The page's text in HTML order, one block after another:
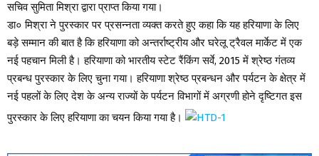
सचिव सुमिता मिश्रा द्वारा प्राप्त किया गया।
डा० मिश्रा ने पुरस्कार पर प्रसन्नता व्यक्त करते हुए कहा कि यह हरियाणा के लिए
बड़े सम्मान की बात है कि हरियाणा को अन्तर्राष्ट्रीय और घरेलू ट्रैवल मार्केट में एक
नई पहचान मिली है। हरियाणा को भारतीय स्टेट रैंकिंग सर्वे, 2015 में श्रेष्ठ गंतव्य
प्रबन्ध पुरस्कार के लिए चुना गया। हरियाणा श्रेष्ठ प्रबन्धन और पर्यटन के क्षेत्र में
नई पहलों के लिए देश के अन्य राज्यों के पर्यटन विभागों में अग्रणी होने दृष्टिगत इस
पुरस्कार के लिए हरियाणा का चयन किया गया है।